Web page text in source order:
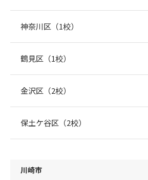
神奈川区（1校）
鶴見区（1校）
金沢区（2校）
保土ケ谷区（2校）
川崎市